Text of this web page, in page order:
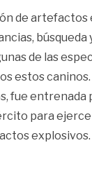
de artefactos
de las
estos
fue entrenada
para